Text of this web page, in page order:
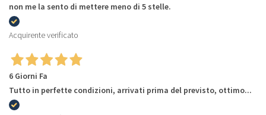
non me la sento di mettere meno di 5 stelle.
Acquirente verificato
6 Giorni Fa
Tutto in perfette condizioni, arrivati prima del previsto, ottimo...